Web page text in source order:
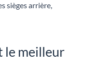
sièges arrière,
le meilleur